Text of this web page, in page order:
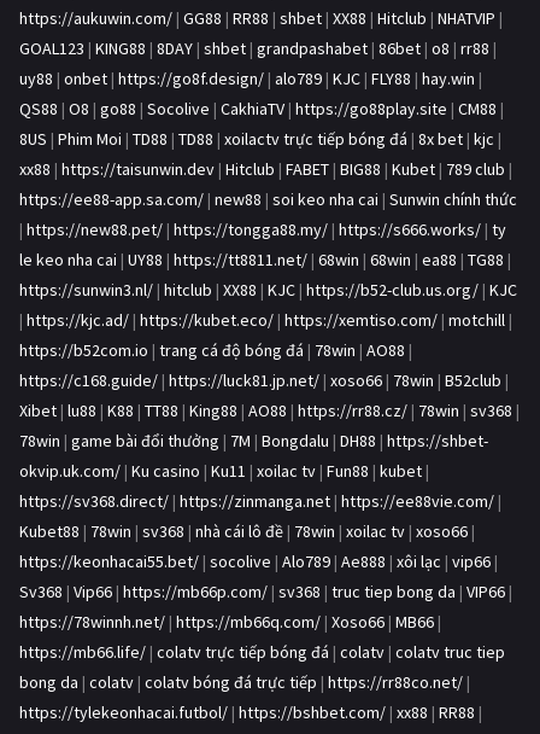
https://aukuwin.com/ | GG88 | RR88 | shbet | XX88 | Hitclub | NHATVIP |
GOAL123 | KING88 | 8DAY | shbet | grandpashabet | 86bet | o8 | rr88 |
uy88 | onbet | https://go8f.design/ | alo789 | KJC | FLY88 | hay.win |
QS88 | O8 | go88 | Socolive | CakhiaTV | https://go88play.site | CM88 |
8US | Phim Moi | TD88 | TD88 | xoilactv trực tiếp bóng đá | 8x bet | kjc |
xx88 | https://taisunwin.dev | Hitclub | FABET | BIG88 | Kubet | 789 club |
https://ee88-app.sa.com/ | new88 | soi keo nha cai | Sunwin chính thức
| https://new88.pet/ | https://tongga88.my/ | https://s666.works/ | ty
le keo nha cai | UY88 | https://tt8811.net/ | 68win | 68win | ea88 | TG88 |
https://sunwin3.nl/ | hitclub | XX88 | KJC | https://b52-club.us.org/ | KJC
| https://kjc.ad/ | https://kubet.eco/ | https://xemtiso.com/ | motchill |
https://b52com.io | trang cá độ bóng đá | 78win | AO88 |
https://c168.guide/ | https://luck81.jp.net/ | xoso66 | 78win | B52club |
Xibet | lu88 | K88 | TT88 | King88 | AO88 | https://rr88.cz/ | 78win | sv368 |
78win | game bài đổi thưởng | 7M | Bongdalu | DH88 | https://shbet-
okvip.uk.com/ | Ku casino | Ku11 | xoilac tv | Fun88 | kubet |
https://sv368.direct/ | https://zinmanga.net | https://ee88vie.com/ |
Kubet88 | 78win | sv368 | nhà cái lô đề | 78win | xoilac tv | xoso66 |
https://keonhacai55.bet/ | socolive | Alo789 | Ae888 | xôi lạc | vip66 |
Sv368 | Vip66 | https://mb66p.com/ | sv368 | truc tiep bong da | VIP66 |
https://78winnh.net/ | https://mb66q.com/ | Xoso66 | MB66 |
https://mb66.life/ | colatv trực tiếp bóng đá | colatv | colatv truc tiep
bong da | colatv | colatv bóng đá trực tiếp | https://rr88co.net/ |
https://tylekeonhacai.futbol/ | https://bshbet.com/ | xx88 | RR88 |